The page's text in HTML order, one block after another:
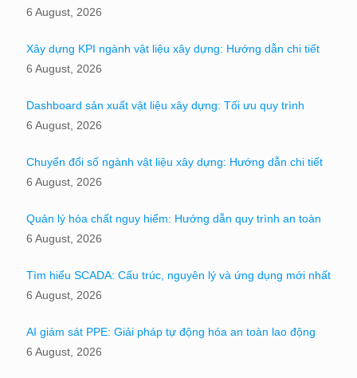
6 August, 2026
Xây dựng KPI ngành vật liệu xây dựng: Hướng dẫn chi tiết
6 August, 2026
Dashboard sản xuất vật liệu xây dựng: Tối ưu quy trình
6 August, 2026
Chuyển đổi số ngành vật liệu xây dựng: Hướng dẫn chi tiết
6 August, 2026
Quản lý hóa chất nguy hiểm: Hướng dẫn quy trình an toàn
6 August, 2026
Tìm hiểu SCADA: Cấu trúc, nguyên lý và ứng dụng mới nhất
6 August, 2026
AI giám sát PPE: Giải pháp tự động hóa an toàn lao động
6 August, 2026